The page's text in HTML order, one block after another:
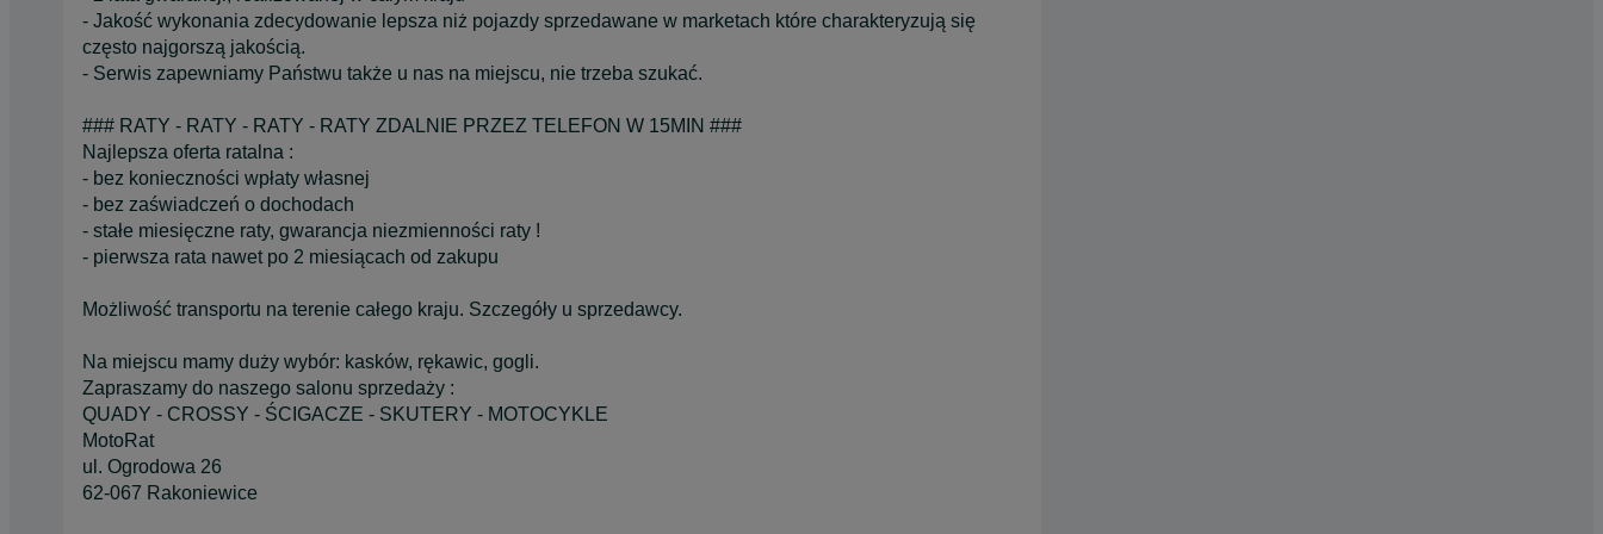
- Jakość wykonania zdecydowanie lepsza niż pojazdy sprzedawane w marketach które charakteryzują się
często najgorszą jakością.
- Serwis zapewniamy Państwu także u nas na miejscu, nie trzeba szukać.
### RATY - RATY - RATY - RATY ZDALNIE PRZEZ TELEFON W 15MIN ###
Najlepsza oferta ratalna :
- bez konieczności wpłaty własnej
- bez zaświadczeń o dochodach
- stałe miesięczne raty, gwarancja niezmienności raty !
- pierwsza rata nawet po 2 miesiącach od zakupu
Możliwość transportu na terenie całego kraju. Szczegóły u sprzedawcy.
Na miejscu mamy duży wybór: kasków, rękawic, gogli.
Zapraszamy do naszego salonu sprzedaży :
QUADY - CROSSY - ŚCIGACZE - SKUTERY - MOTOCYKLE
MotoRat
ul. Ogrodowa 26
62-067 Rakoniewice